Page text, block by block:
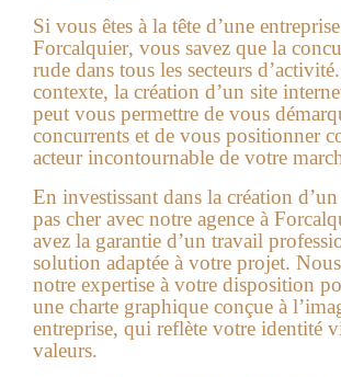
Si vous êtes à la tête d’une
Forcalquier, vous savez que la
rude dans tous les secteurs
contexte, la création d’un site
peut vous permettre de vous
concurrents et de vous positionner
acteur incontournable de votre
En investissant dans la création
pas cher avec notre agence à
avez la garantie d’un travail
solution adaptée à votre projet.
notre expertise à votre disposition
une charte graphique conçue à
entreprise, qui reflète votre identité
valeurs.